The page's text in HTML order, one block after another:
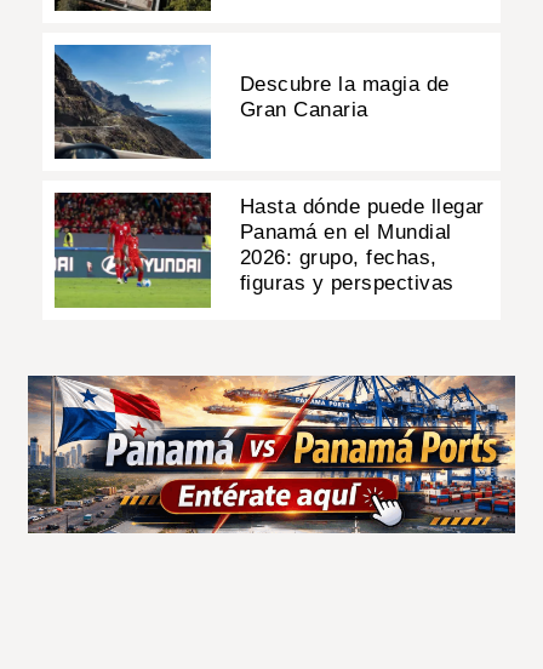
Descubre la magia de
Gran Canaria
Hasta dónde puede llegar
Panamá en el Mundial
2026: grupo, fechas,
figuras y perspectivas